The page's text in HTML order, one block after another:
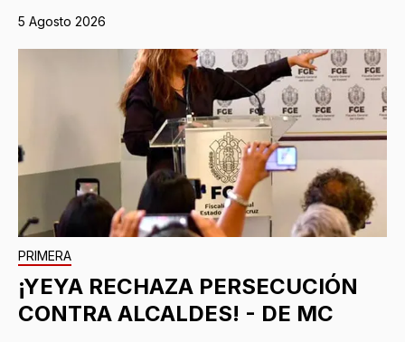
5 Agosto 2026
PRIMERA
¡YEYA RECHAZA PERSECUCIÓN
CONTRA ALCALDES! - DE MC